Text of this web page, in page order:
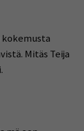
Mitäs Teija